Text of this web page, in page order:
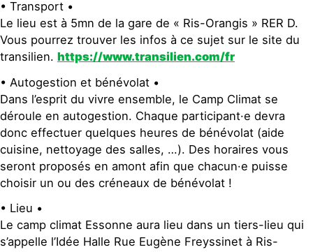
• Transport •
Le lieu est à 5mn de la gare de « Ris-Orangis » RER D.
Vous pourrez trouver les infos à ce sujet sur le site du
transilien. https://www.transilien.com/fr
• Autogestion et bénévolat •
Dans l’esprit du vivre ensemble, le Camp Climat se
déroule en autogestion. Chaque participant·e devra
donc effectuer quelques heures de bénévolat (aide
cuisine, nettoyage des salles, …). Des horaires vous
seront proposés en amont afin que chacun·e puisse
choisir un ou des créneaux de bénévolat !
• Lieu •
Le camp climat Essonne aura lieu dans un tiers-lieu qui
s’appelle l’Idée Halle Rue Eugène Freyssinet à Ris-